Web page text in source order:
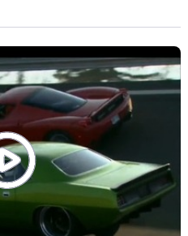
voiture, en particulier,
puisqu'elle existe depuis le
a toujours fait le "show"
de Jay Leno qui l'a échappé